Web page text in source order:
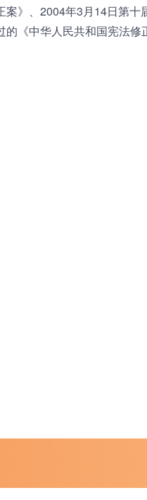
》、2004年3月14日第十
《中华人民共和国宪法修